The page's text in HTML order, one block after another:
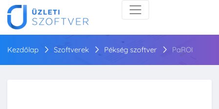
Kezdőlap Szoftverek Pékség szoftver PaROI